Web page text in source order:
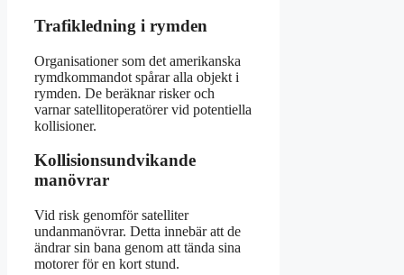
Trafikledning i rymden
Organisationer som det amerikanska
rymdkommandot spårar alla objekt i
rymden. De beräknar risker och
varnar satellitoperatörer vid potentiella
kollisioner.
Kollisionsundvikande
manövrar
Vid risk genomför satelliter
undanmanövrar. Detta innebär att de
ändrar sin bana genom att tända sina
motorer för en kort stund.